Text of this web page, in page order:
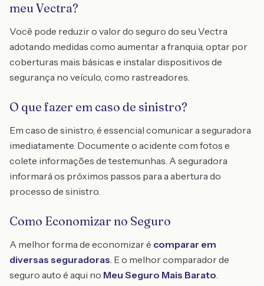
meu Vectra?
Você pode reduzir o valor do seguro do seu Vectra
adotando medidas como aumentar a franquia, optar por
coberturas mais básicas e instalar dispositivos de
segurança no veículo, como rastreadores.
O que fazer em caso de sinistro?
Em caso de sinistro, é essencial comunicar a seguradora
imediatamente. Documente o acidente com fotos e
colete informações de testemunhas. A seguradora
informará os próximos passos para a abertura do
processo de sinistro.
Como Economizar no Seguro
A melhor forma de economizar é comparar em
diversas seguradoras. E o melhor comparador de
seguro auto é aqui no Meu Seguro Mais Barato.